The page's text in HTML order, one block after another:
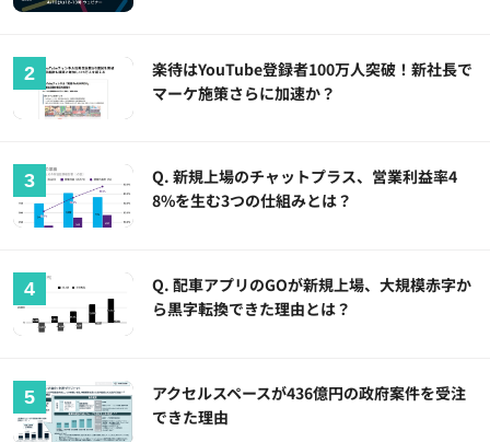
楽待はYouTube登録者100万人突破！新社長で
マーケ施策さらに加速か？
Q. 新規上場のチャットプラス、営業利益率4
8%を生む3つの仕組みとは？
Q. 配車アプリのGOが新規上場、大規模赤字か
ら黒字転換できた理由とは？
アクセルスペースが436億円の政府案件を受注
できた理由